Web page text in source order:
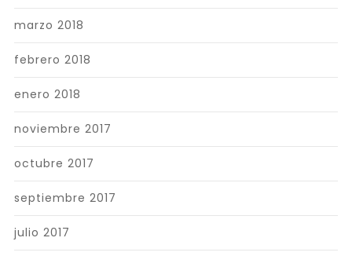
marzo 2018
febrero 2018
enero 2018
noviembre 2017
octubre 2017
septiembre 2017
julio 2017